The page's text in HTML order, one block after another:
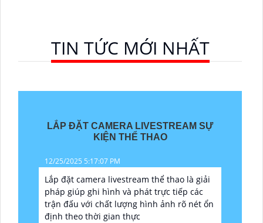
TIN TỨC MỚI NHẤT
LẮP ĐẶT CAMERA LIVESTREAM SỰ
KIỆN THỂ THAO
12/25/2025 5:17:07 PM
Lắp đặt camera livestream thể thao là giải
pháp giúp ghi hình và phát trực tiếp các
trận đấu với chất lượng hình ảnh rõ nét ổn
định theo thời gian thực